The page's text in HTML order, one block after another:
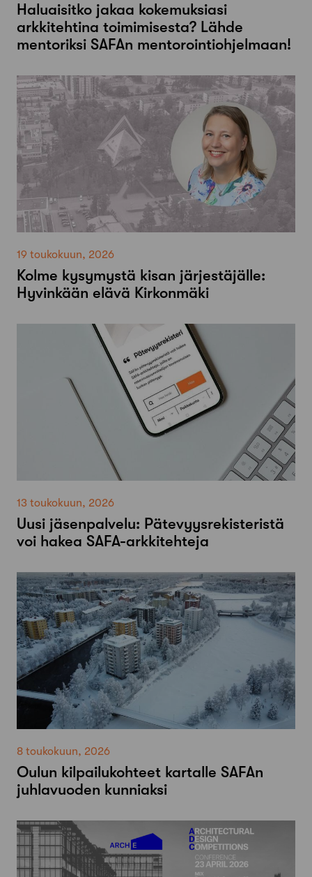
Haluaisitko jakaa kokemuksiasi
arkkitehtina toimimisesta? Lähde
mentoriksi SAFAn mentorointiohjelmaan!
19 toukokuun, 2026
Kolme kysymystä kisan järjestäjälle:
Hyvinkään elävä Kirkonmäki
13 toukokuun, 2026
Uusi jäsenpalvelu: Pätevyysrekisteristä
voi hakea SAFA-arkkitehteja
8 toukokuun, 2026
Oulun kilpailukohteet kartalle SAFAn
juhlavuoden kunniaksi